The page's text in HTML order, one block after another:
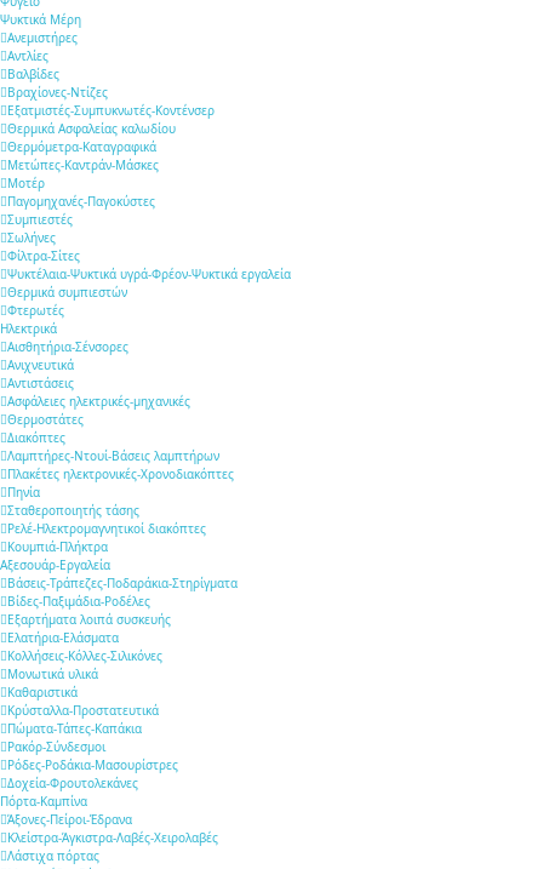
Ψυκτικά Μέρη
Ανεμιστήρες
Αντλίες
Βαλβίδες
Βραχίονες-Ντίζες
Εξατμιστές-Συμπυκνωτές-Κοντένσερ
Θερμικά Ασφαλείας καλωδίου
Θερμόμετρα-Καταγραφικά
Μετώπες-Καντράν-Μάσκες
Μοτέρ
Παγομηχανές-Παγοκύστες
Συμπιεστές
Σωλήνες
Φίλτρα-Σίτες
Ψυκτέλαια-Ψυκτικά υγρά-Φρέον-Ψυκτικά εργαλεία
Θερμικά συμπιεστών
Φτερωτές
Ηλεκτρικά
Αισθητήρια-Σένσορες
Aνιχνευτικά
Αντιστάσεις
Ασφάλειες ηλεκτρικές-μηχανικές
Θερμοστάτες
Διακόπτες
Λαμπτήρες-Ντουί-Βάσεις λαμπτήρων
Πλακέτες ηλεκτρονικές-Χρονοδιακόπτες
Πηνία
Σταθεροποιητής τάσης
Ρελέ-Ηλεκτρομαγνητικοί διακόπτες
Κουμπιά-Πλήκτρα
Αξεσουάρ-Εργαλεία
Βάσεις-Τράπεζες-Ποδαράκια-Στηρίγματα
Βίδες-Παξιμάδια-Ροδέλες
Εξαρτήματα λοιπά συσκευής
Ελατήρια-Ελάσματα
Κολλήσεις-Κόλλες-Σιλικόνες
Μονωτικά υλικά
Καθαριστικά
Κρύσταλλα-Προστατευτικά
Πώματα-Τάπες-Καπάκια
Ρακόρ-Σύνδεσμοι
Ρόδες-Ροδάκια-Μασουρίστρες
Δοχεία-Φρουτολεκάνες
Πόρτα-Καμπίνα
Άξονες-Πείροι-Έδρανα
Κλείστρα-Άγκιστρα-Λαβές-Χειρολαβές
Λάστιχα πόρτας